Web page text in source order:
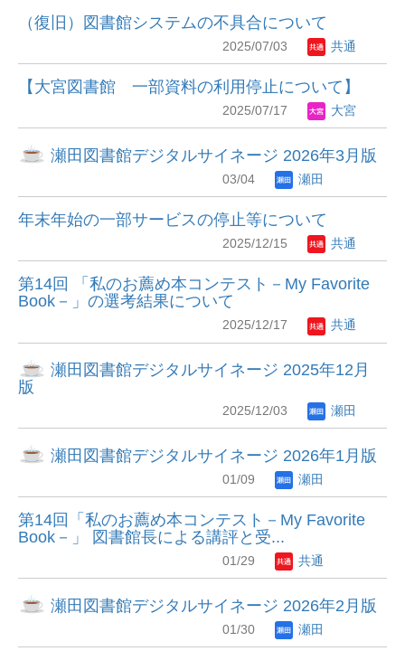
（復旧）図書館システムの不具合について
2025/07/03 共通
【大宮図書館 一部資料の利用停止について】
2025/07/17 大宮
瀬田図書館デジタルサイネージ 2026年3月版
03/04 瀬田
年末年始の一部サービスの停止等について
2025/12/15 共通
第14回 「私のお薦め本コンテスト－My Favorite
Book－」の選考結果について
2025/12/17 共通
瀬田図書館デジタルサイネージ 2025年12月
版
2025/12/03 瀬田
瀬田図書館デジタルサイネージ 2026年1月版
01/09 瀬田
第14回「私のお薦め本コンテスト－My Favorite
Book－」 図書館長による講評と受...
01/29 共通
瀬田図書館デジタルサイネージ 2026年2月版
01/30 瀬田